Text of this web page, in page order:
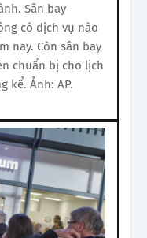
Sân bay
có dịch vụ nào
nay. Còn sân bay
chuẩn bị cho lịch
kể. Ảnh: AP.